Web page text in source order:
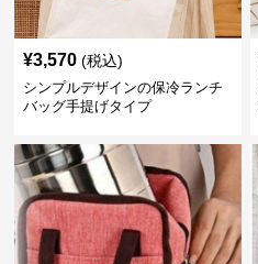
¥3,570 (税込)
シンプルデザインの保冷ランチ
バッグ手提げタイプ